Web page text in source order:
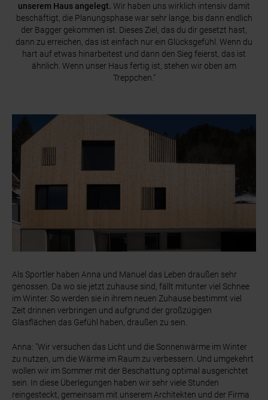
unserem Haus angelegt. Wir haben uns wirklich intensiv damit
beschäftigt, die Planungsphase war sehr lange, bis dann endlich
der Bagger gekommen ist. Dieses Ziel, das du dir gesetzt hast,
dann zu erreichen, das ist einfach nur ein Glücksgefühl. Wenn du
hart auf etwas hinarbeitest und dann den Sieg feierst, das ist
ähnlich. Wenn unser Haus fertig ist, stehen wir oben am
Treppchen.“
Als Sportler haben Anna und Manuel das Leben draußen sehr
genossen. Da wo sie jetzt zuhause sind, fällt mitunter viel Schnee
im Winter. So werden sie in ihrem neuen Zuhause bestimmt viel
Zeit drinnen verbringen und aufgrund der großzügigen
Glasflächen das Gefühl haben, draußen zu sein.
Anna: "Wir versuchen das Licht und die Sonnenwärme im Winter
zu nutzen, um die Wärme im Raum zu verbessern. Und umgekehrt
wollen wir im Sommer mit der Beschattung optimal ausgerichtet
sein. In diese Überlegungen haben wir sehr viele Stunden
reingesteckt, gemeinsam mit unserem Architekten und der Firma